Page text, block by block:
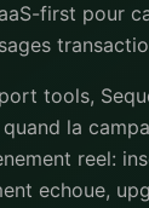
first pour
tools,
la
reel:
echoue,